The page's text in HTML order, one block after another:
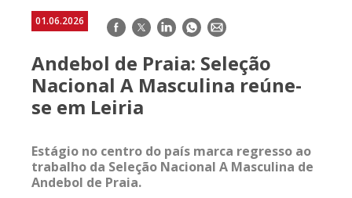
01.06.2026 Facebook
TwitterLinkedInWhatsApp
E-
Andebol de Praia: Seleção
Nacional A Masculina reúne-
se em Leiria
Estágio no centro do país marca regresso ao
trabalho da Seleção Nacional A Masculina de
Andebol de Praia.